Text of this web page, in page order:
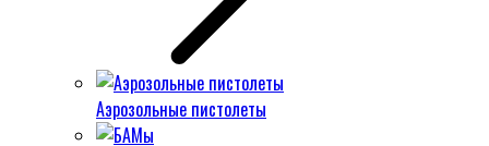
Аэрозольные пистолеты